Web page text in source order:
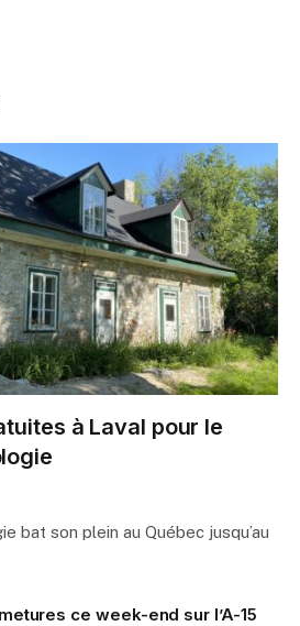
à Laval pour le
bat son plein au Québec jusqu’au
ce week-end sur l’A-15